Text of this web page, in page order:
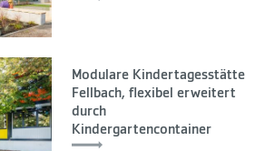
Modulare Kindertagesstätte
Fellbach, flexibel erweitert
durch
Kindergartencontainer